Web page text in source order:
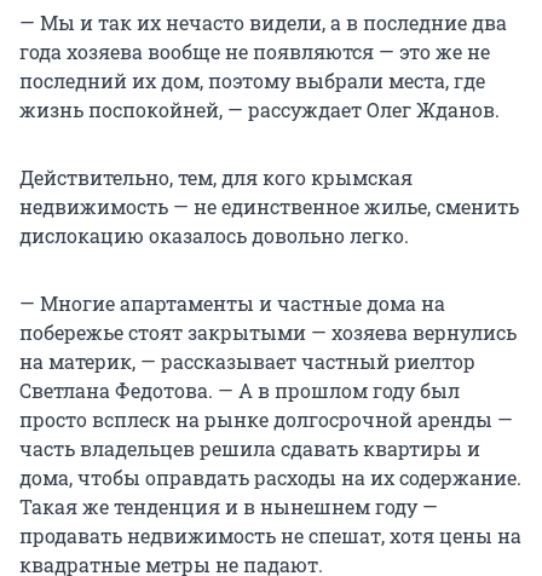
— Мы и так их нечасто видели, а в последние два
года хозяева вообще не появляются — это же не
последний их дом, поэтому выбрали места, где
жизнь поспокойней, — рассуждает Олег Жданов.
Действительно, тем, для кого крымская
недвижимость — не единственное жилье, сменить
дислокацию оказалось довольно легко.
— Многие апартаменты и частные дома на
побережье стоят закрытыми — хозяева вернулись
на материк, — рассказывает частный риелтор
Светлана Федотова. — А в прошлом году был
просто всплеск на рынке долгосрочной аренды —
часть владельцев решила сдавать квартиры и
дома, чтобы оправдать расходы на их содержание.
Такая же тенденция и в нынешнем году —
продавать недвижимость не спешат, хотя цены на
квадратные метры не падают.